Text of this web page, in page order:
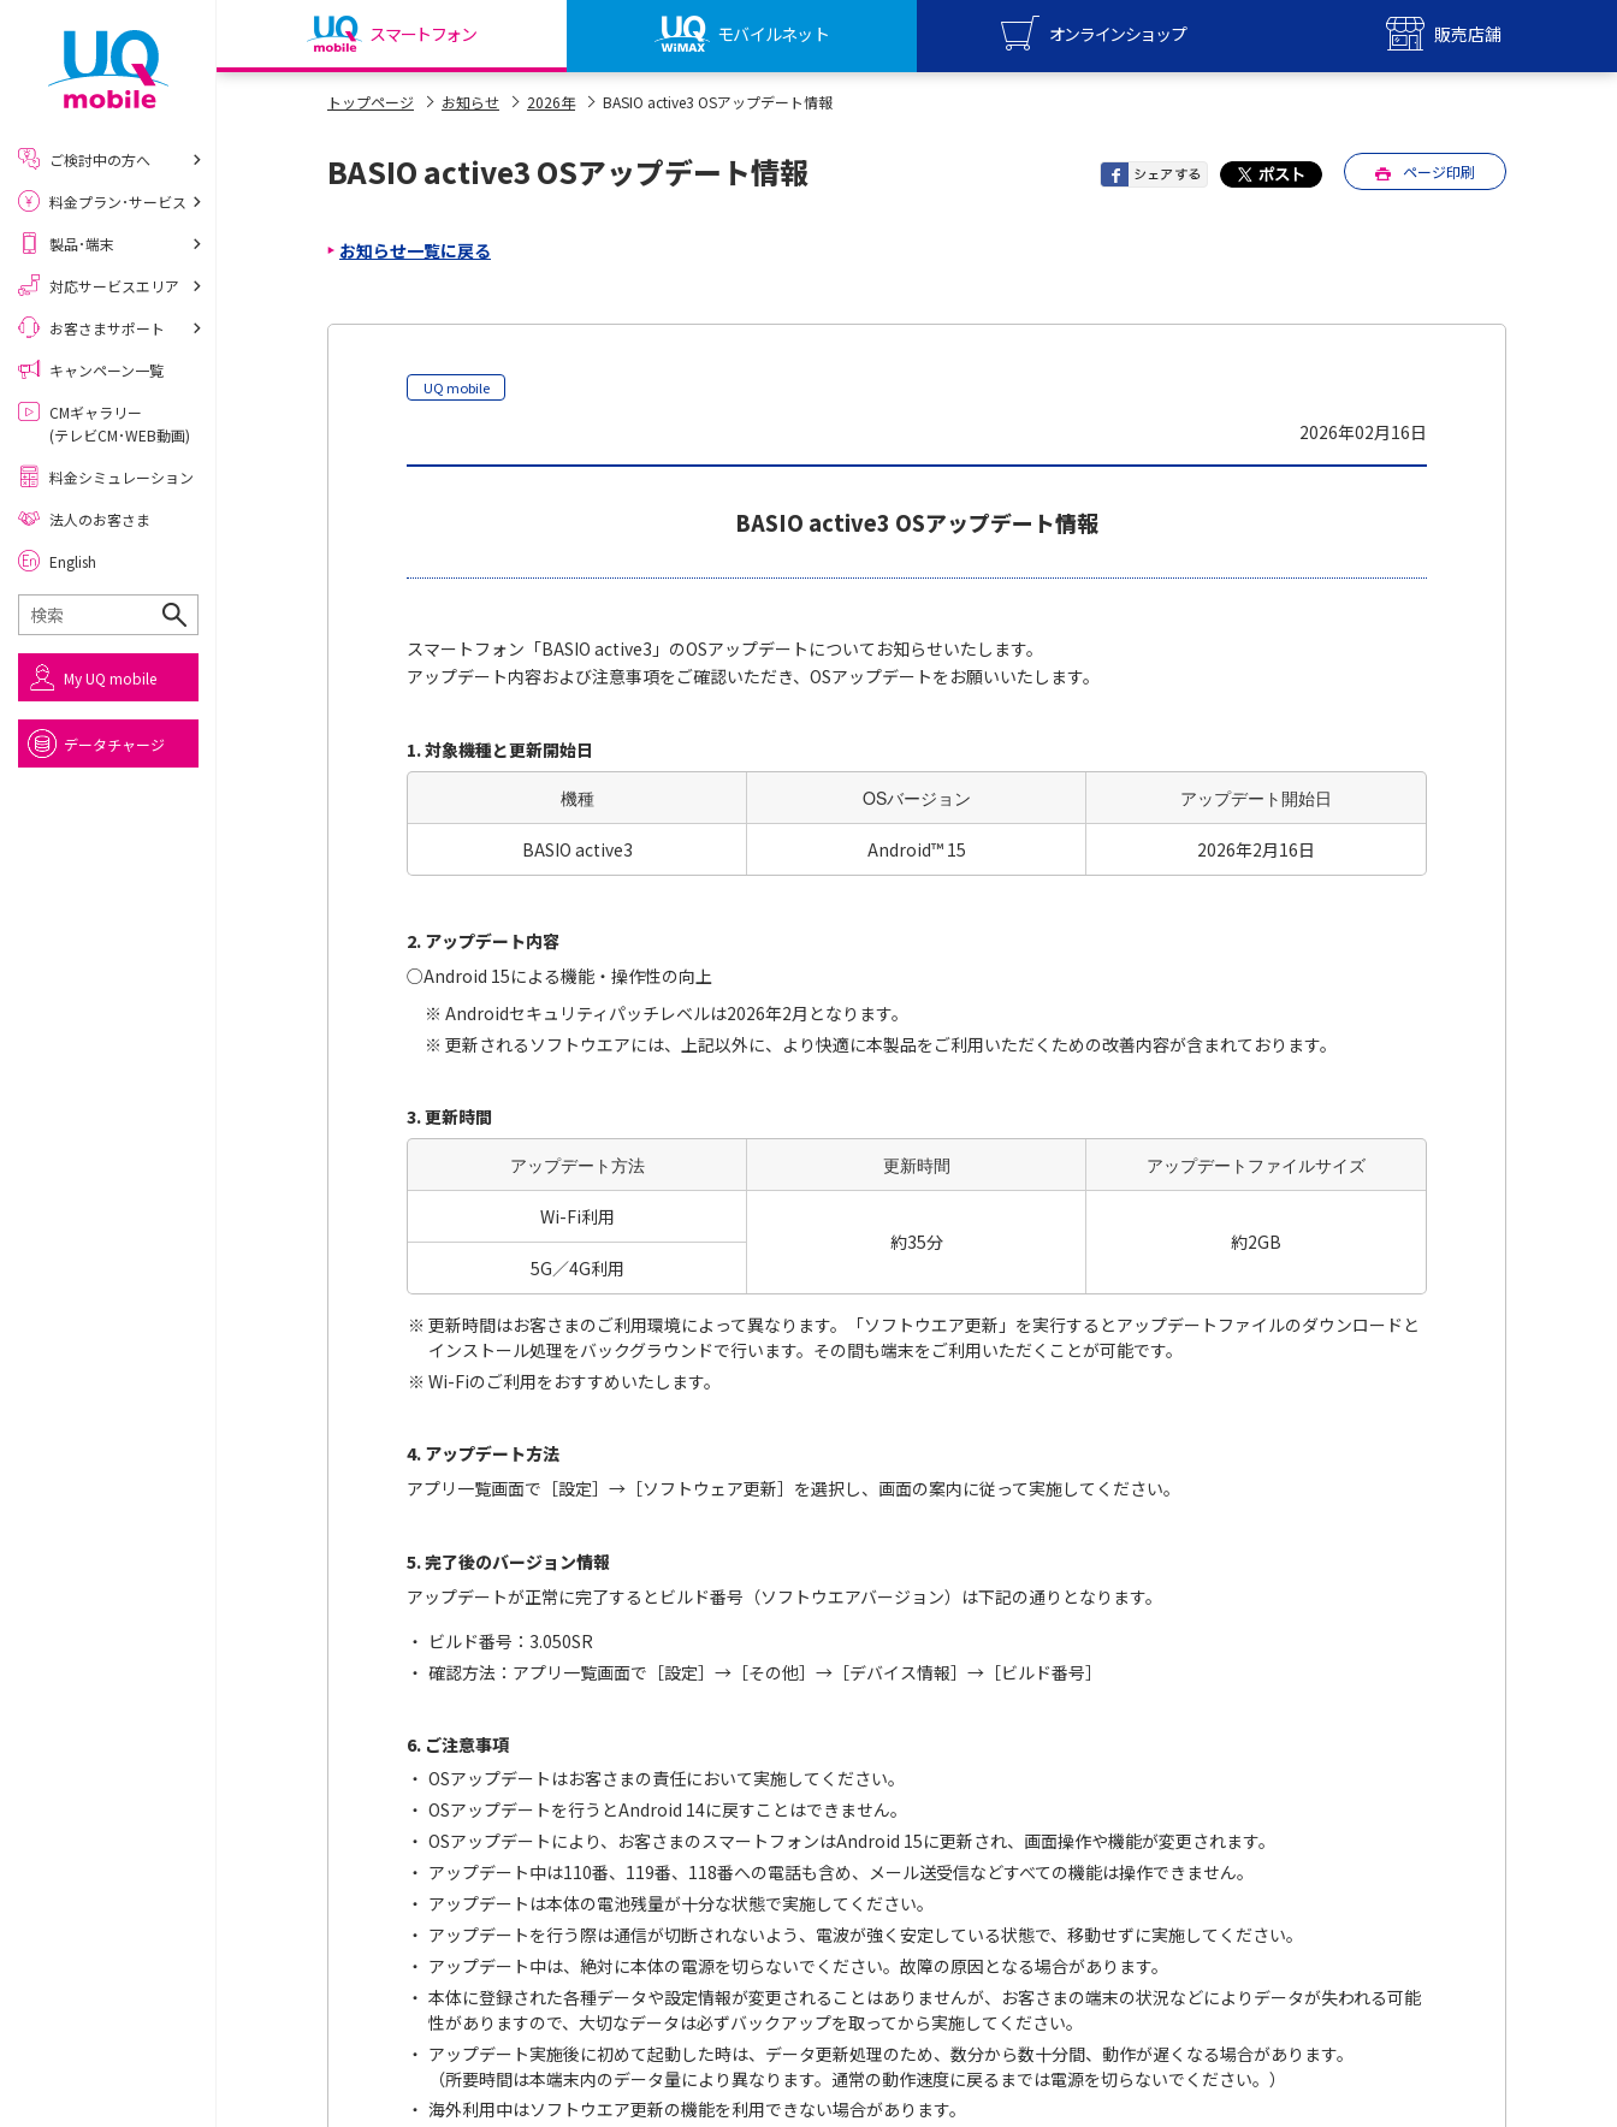
スマートフォン モバイルネット オンラインショップ 販売店舗
my UQ WiMAX
My UQ mobile
UQ mobile
UQ WiMAX
トップページ お知らせ 2026年 BASIO active3 OSアップデート情報
BASIO active3 OSアップデート情報 ページ印刷
お知らせ一覧に戻る
UQ mobile
2026年02月16日
BASIO active3 OSアップデート情報
スマートフォン「BASIO active3」のOSアップデートについてお知らせいたします。
アップデート内容および注意事項をご確認いただき、OSアップデートをお願いいたします。
1. 対象機種と更新開始日
機種 OSバージョン アップデート開始日
BASIO active3 Android™ 15 2026年2月16日
2. アップデート内容
○Android 15による機能・操作性の向上
Androidセキュリティパッチレベルは2026年2月となります。
更新されるソフトウエアには、上記以外に、より快適に本製品をご利用いただくための改善内容が含まれております。
3. 更新時間
アップデート方法 更新時間 アップデートファイルサイズ
Wi-Fi利用
約35分
約2GB
5G／4G利用
更新時間はお客さまのご利用環境によって異なります。「ソフトウエア更新」を実行するとアップデートファイルのダウンロードと
インストール処理をバックグラウンドで行います。その間も端末をご利用いただくことが可能です。
Wi-Fiのご利用をおすすめいたします。
4. アップデート方法
アプリ一覧画面で［設定］→［ソフトウェア更新］を選択し、画面の案内に従って実施してください。
5. 完了後のバージョン情報
アップデートが正常に完了するとビルド番号（ソフトウエアバージョン）は下記の通りとなります。
ビルド番号：3.050SR
確認方法：アプリ一覧画面で［設定］→［その他］→［デバイス情報］→［ビルド番号］
6. ご注意事項
OSアップデートはお客さまの責任において実施してください。
OSアップデートを行うとAndroid 14に戻すことはできません。
OSアップデートにより、お客さまのスマートフォンはAndroid 15に更新され、画面操作や機能が変更されます。
アップデート中は110番、119番、118番への電話も含め、メール送受信などすべての機能は操作できません。
アップデートは本体の電池残量が十分な状態で実施してください。
アップデートを行う際は通信が切断されないよう、電波が強く安定している状態で、移動せずに実施してください。
アップデート中は、絶対に本体の電源を切らないでください。故障の原因となる場合があります。
本体に登録された各種データや設定情報が変更されることはありませんが、お客さまの端末の状況などによりデータが失われる可能
性がありますので、大切なデータは必ずバックアップを取ってから実施してください。
アップデート実施後に初めて起動した時は、データ更新処理のため、数分から数十分間、動作が遅くなる場合があります。
（所要時間は本端末内のデータ量により異なります。通常の動作速度に戻るまでは電源を切らないでください。）
海外利用中はソフトウエア更新の機能を利用できない場合があります。
ご検討中の方へ
料金プラン･サービス
製品･端末
対応サービスエリア
お客さまサポート
キャンペーン一覧
CMギャラリー
(テレビCM･WEB動画)
料金シミュレーション
法人のお客さま
English
My UQ mobile
データチャージ